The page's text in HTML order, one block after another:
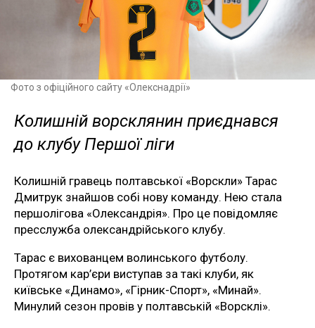
Фото з офіційного сайту «Олекснадрії»
Колишній ворсклянин приєднався
до клубу Першої ліги
Колишній гравець полтавської «Ворскли» Тарас
Дмитрук знайшов собі нову команду. Нею стала
першолігова «Олександрія». Про це повідомляє
пресслужба олександрійського клубу.
Тарас є вихованцем волинського футболу.
Протягом кар’єри виступав за такі клуби, як
київське «Динамо», «Гірник-Спорт», «Минай».
Минулий сезон провів у полтавській «Ворсклі».